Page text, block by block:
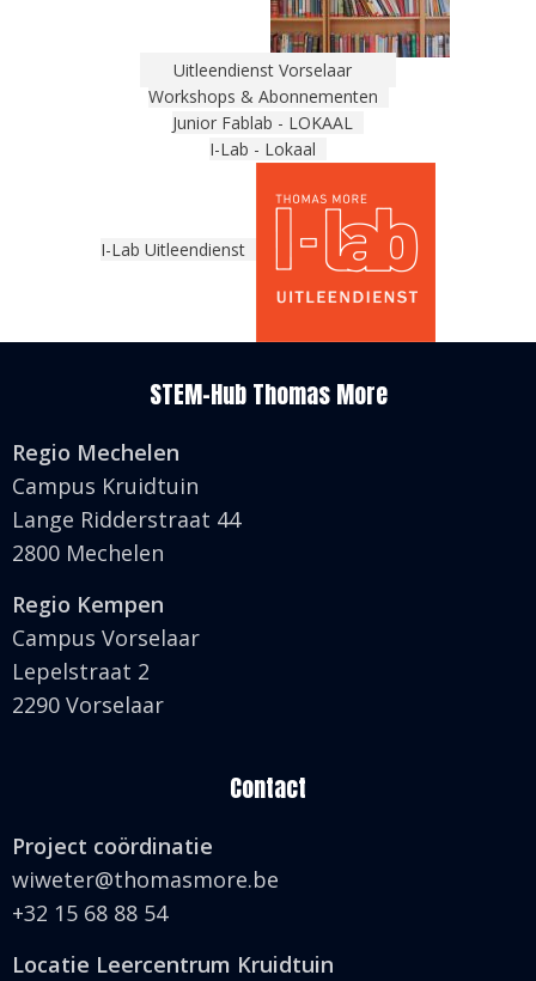
Uitleendienst Vorselaar
Workshops & Abonnementen
Junior Fablab - LOKAAL
I-Lab - Lokaal
I-Lab Uitleendienst
STEM-Hub Thomas More
Regio Mechelen
Campus Kruidtuin
Lange Ridderstraat 44
2800 Mechelen
Regio Kempen
Campus Vorselaar
Lepelstraat 2
2290 Vorselaar
Contact
Project coördinatie
wiweter@thomasmore.be
+32 15 68 88 54
Locatie Leercentrum Kruidtuin